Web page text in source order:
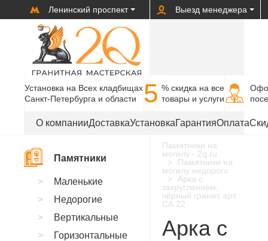
Ленинский проспект Выезд менеджера
Установка на Всех кладбищах
Санкт-Петербурга и области
5 % cкидка на все
товары и услуги
О компанииДоставкаУстановкаГарантияОплата
Памятники на
могилу - 2q.ru
Памятники на
могилу недорого
Арка с
закруглением,
чёрный гранит, арт.
CA.22
Арка с
Памятники
Маленькие
Недорогие
Вертикальные
Горизонтальные